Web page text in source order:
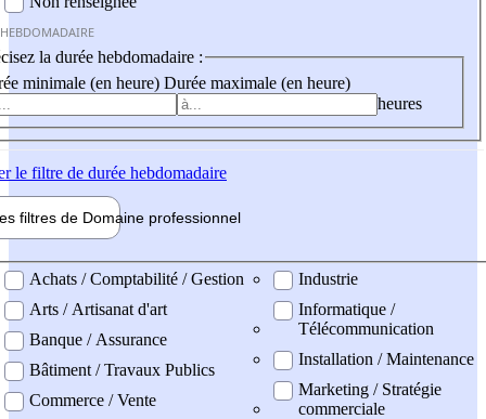
la durée hebdomadaire :
minimale (en heure) Durée maximale (en heure)
heures
le filtre de durée hebdomadaire
filtres de Domaine professionnel
professionel
Achats / Comptabilité / Gestion
Arts / Artisanat d'art
Banque / Assurance
Bâtiment / Travaux Publics
Commerce / Vente
Industrie
Informatique /
Télécommunication
Installation / Maintenance
Marketing / Stratégie
commerciale